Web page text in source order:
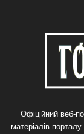
Офіційний веб-
матеріалів